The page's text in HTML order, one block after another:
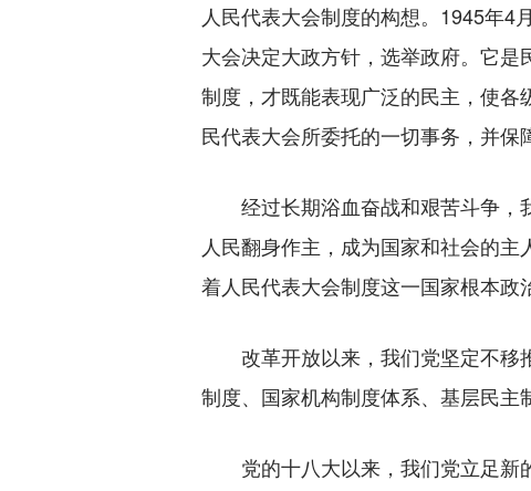
人民代表大会制度的构想。1945年4
大会决定大政方针，选举政府。它
制度，才既能表现广泛的民主，使
民代表大会所委托的一切事务，并保
经过长期浴血奋战和艰苦斗争，
人民翻身作主，成为国家和社会的
着人民代表大会制度这一国家根本政
改革开放以来，我们党坚定不移
制度、国家机构制度体系、基层民主
党的十八大以来，我们党立足新